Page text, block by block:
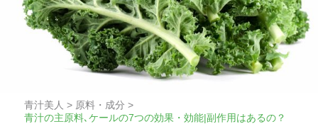
青汁美人 > 原料・成分 >
青汁の主原料､ケールの7つの効果・効能|副作用はあるの？